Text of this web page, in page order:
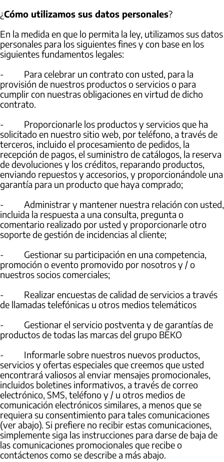
¿Cómo utilizamos sus datos personales?
En la medida en que lo permita la ley, utilizamos sus datos
personales para los siguientes fines y con base en los
siguientes fundamentos legales:
- Para celebrar un contrato con usted, para la
provisión de nuestros productos o servicios o para
cumplir con nuestras obligaciones en virtud de dicho
contrato.
- Proporcionarle los productos y servicios que ha
solicitado en nuestro sitio web, por teléfono, a través de
terceros, incluido el procesamiento de pedidos, la
recepción de pagos, el suministro de catálogos, la reserva
de devoluciones y los créditos, reparando productos,
enviando repuestos y accesorios, y proporcionándole una
garantía para un producto que haya comprado;
- Administrar y mantener nuestra relación con usted,
incluida la respuesta a una consulta, pregunta o
comentario realizado por usted y proporcionarle otro
soporte de gestión de incidencias al cliente;
- Gestionar su participación en una competencia,
promoción o evento promovido por nosotros y / o
nuestros socios comerciales;
- Realizar encuestas de calidad de servicios a través
de llamadas telefónicas u otros medios telemáticos
- Gestionar el servicio postventa y de garantías de
productos de todas las marcas del grupo BEKO
- Informarle sobre nuestros nuevos productos,
servicios y ofertas especiales que creemos que usted
encontrará valiosos al enviar mensajes promocionales,
incluidos boletines informativos, a través de correo
electrónico, SMS, teléfono y / u otros medios de
comunicación electrónicos similares, a menos que se
requiera su consentimiento para tales comunicaciones
(ver abajo). Si prefiere no recibir estas comunicaciones,
simplemente siga las instrucciones para darse de baja de
las comunicaciones promocionales que recibe o
contáctenos como se describe a más abajo.